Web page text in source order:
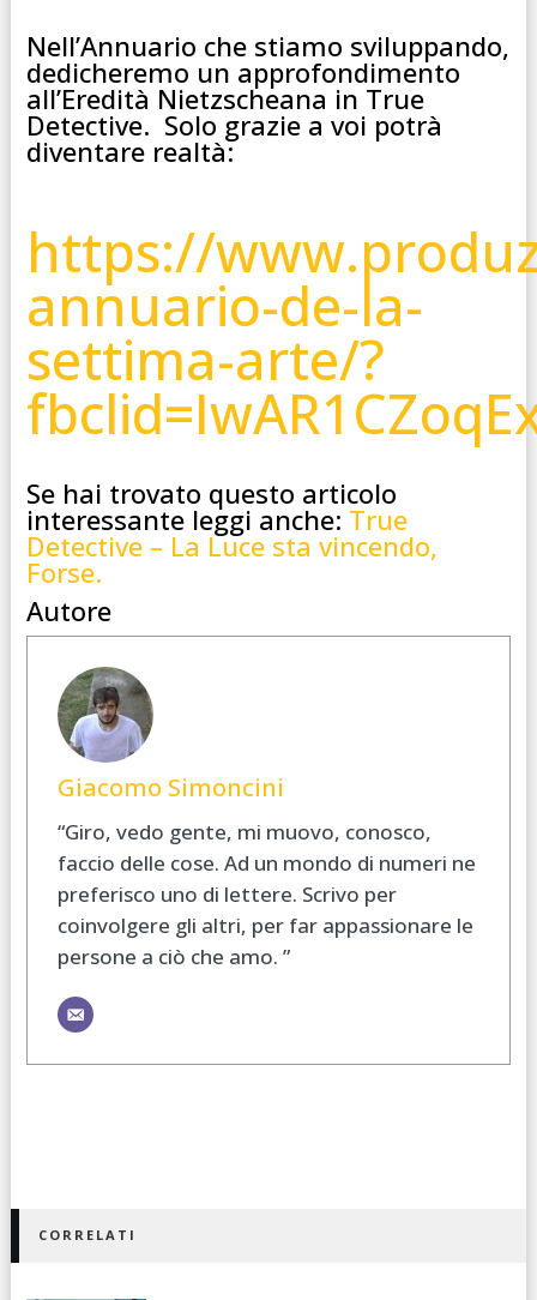
Nell’Annuario che stiamo sviluppando,
dedicheremo un approfondimento
all’Eredità Nietzscheana in True
Detective. Solo grazie a voi potrà
diventare realtà:
https://
annuario-de-la-
settima-arte/?
Se hai trovato questo articolo
interessante leggi anche: True
Detective – La Luce sta vincendo,
Forse.
Autore
Giacomo Simoncini
“Giro, vedo gente, mi muovo, conosco,
faccio delle cose. Ad un mondo di numeri ne
preferisco uno di lettere. Scrivo per
coinvolgere gli altri, per far appassionare le
persone a ciò che amo. ”
CORRELATI